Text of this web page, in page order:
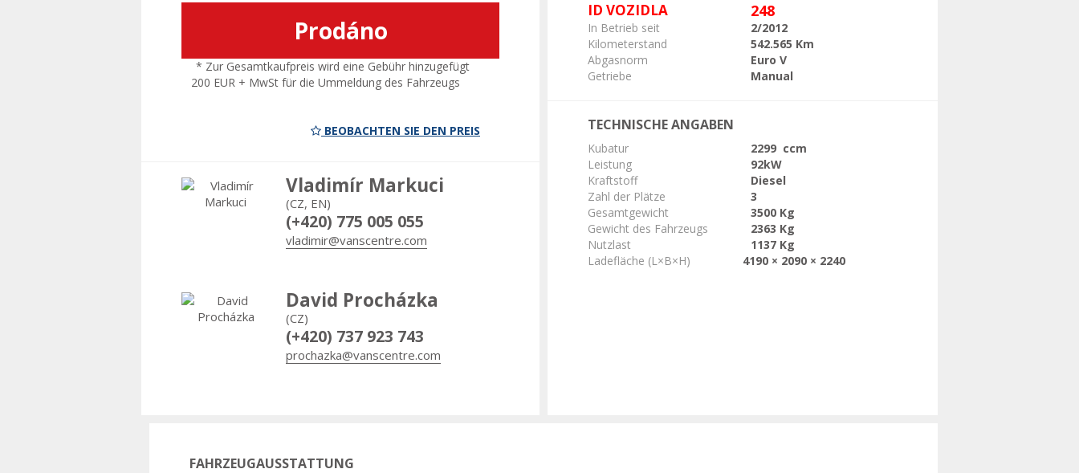
Prodáno
* Zur Gesamtkaufpreis wird eine Gebühr hinzugefügt
200 EUR + MwSt für die Ummeldung des Fahrzeugs
BEOBACHTEN SIE DEN PREIS
Vladimír Markuci
(CZ, EN)
(+420) 775 005 055
vladimir@vanscentre.com
David Procházka
(CZ)
(+420) 737 923 743
prochazka@vanscentre.com
ID VOZIDLA 248
In Betrieb seit
2/2012
Kilometerstand
542.565 Km
Abgasnorm
Euro V
Getriebe
Manual
TECHNISCHE ANGABEN
Kubatur
2299 ccm
Leistung
92kW
Kraftstoff
Diesel
Zahl der Plätze
3
Gesamtgewicht
3500 Kg
Gewicht des Fahrzeugs
2363 Kg
Nutzlast
1137 Kg
Ladefläche (L×B×H)
4190 × 2090 × 2240
FAHRZEUGAUSSTATTUNG